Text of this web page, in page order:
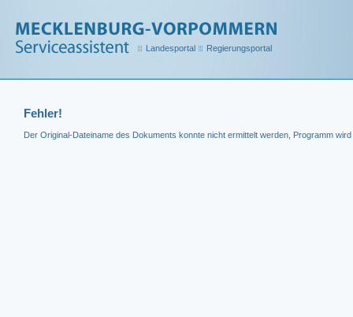
Landesportal Regierungsportal
Fehler!
Der Original-Dateiname des Dokuments konnte nicht ermittelt werden, Programm